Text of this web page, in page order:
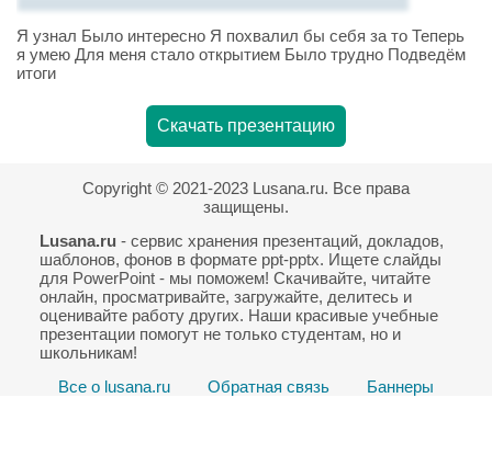
Я узнал Было интересно Я похвалил бы себя за то Теперь
я умею Для меня стало открытием Было трудно Подведём
итоги
Скачать презентацию
Copyright © 2021-2023 Lusana.ru. Все права
защищены.
Lusana.ru - сервис хранения презентаций, докладов,
шаблонов, фонов в формате ppt-pptx. Ищете слайды
для PowerPoint - мы поможем! Скачивайте, читайте
онлайн, просматривайте, загружайте, делитесь и
оценивайте работу других. Наши красивые учебные
презентации помогут не только студентам, но и
школьникам!
Все о lusana.ru
Обратная связь Баннеры